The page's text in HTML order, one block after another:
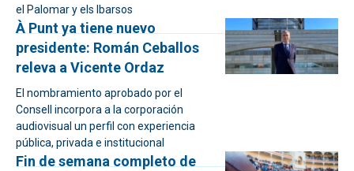
el Palomar y els Ibarsos
À Punt ya tiene nuevo
presidente: Román Ceballos
releva a Vicente Ordaz
El nombramiento aprobado por el
Consell incorpora a la corporación
audiovisual un perfil con experiencia
pública, privada e institucional
Fin de semana completo de